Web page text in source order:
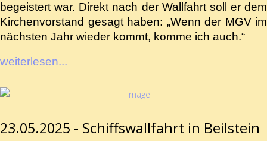
begeistert war. Direkt nach der Wallfahrt soll er dem
Kirchenvorstand gesagt haben: „Wenn der MGV im
nächsten Jahr wieder kommt, komme ich auch.“
weiterlesen...
23.05.2025 - Schiffswallfahrt in Beilstein